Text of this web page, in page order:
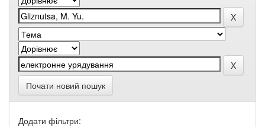
Почати новий пошук
Додати фільтри: